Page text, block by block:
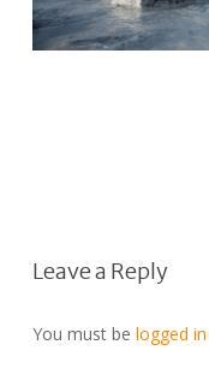
Leave a Reply
You must be logged in